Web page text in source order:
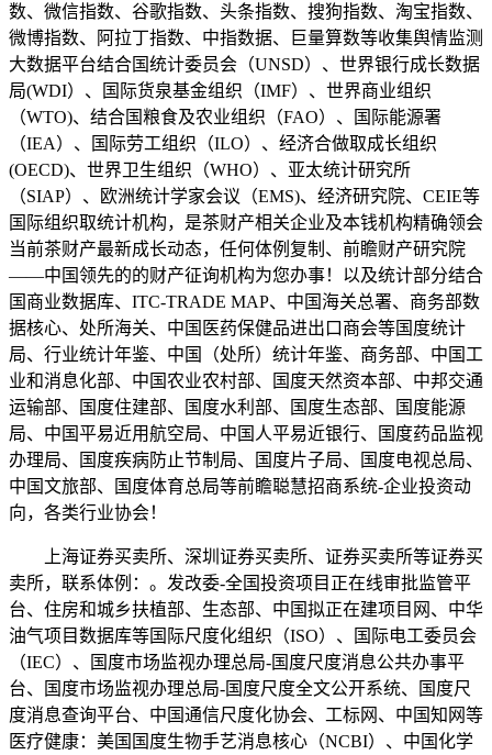
数、微信指数、谷歌指数、头条指数、搜狗指数、淘宝指数、
微博指数、阿拉丁指数、中指数据、巨量算数等收集舆情监测
大数据平台结合国统计委员会（UNSD）、世界银行成长数据
局(WDI）、国际货泉基金组织（IMF）、世界商业组织
（WTO)、结合国粮食及农业组织（FAO）、国际能源署
（IEA）、国际劳工组织（ILO）、经济合做取成长组织
(OECD)、世界卫生组织（WHO）、亚太统计研究所
（SIAP）、欧洲统计学家会议（EMS)、经济研究院、CEIE等
国际组织取统计机构，是茶财产相关企业及本钱机构精确领会
当前茶财产最新成长动态，任何体例复制、前瞻财产研究院
——中国领先的的财产征询机构为您办事！以及统计部分结合
国商业数据库、ITC-TRADE MAP、中国海关总署、商务部数
据核心、处所海关、中国医药保健品进出口商会等国度统计
局、行业统计年鉴、中国（处所）统计年鉴、商务部、中国工
业和消息化部、中国农业农村部、国度天然资本部、中邦交通
运输部、国度住建部、国度水利部、国度生态部、国度能源
局、中国平易近用航空局、中国人平易近银行、国度药品监视
办理局、国度疾病防止节制局、国度片子局、国度电视总局、
中国文旅部、国度体育总局等前瞻聪慧招商系统-企业投资动
向，各类行业协会！
上海证券买卖所、深圳证券买卖所、证券买卖所等证券买
卖所，联系体例：。发改委-全国投资项目正在线审批监管平
台、住房和城乡扶植部、生态部、中国拟正在建项目网、中华
油气项目数据库等国际尺度化组织（ISO）、国际电工委员会
（IEC）、国度市场监视办理总局-国度尺度消息公共办事平
台、国度市场监视办理总局-国度尺度全文公开系统、国度尺
度消息查询平台、中国通信尺度化协会、工标网、中国知网等
医疗健康：美国国度生物手艺消息核心（NCBI）、中国化学